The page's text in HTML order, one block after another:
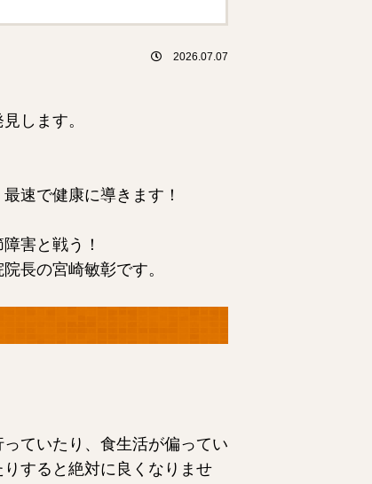
2026.07.07
します。
速で健康に導きます！
害と戦う！
長の宮崎敏彰です。
ていたり、食生活が偏ってい
すると絶対に良くなりませ